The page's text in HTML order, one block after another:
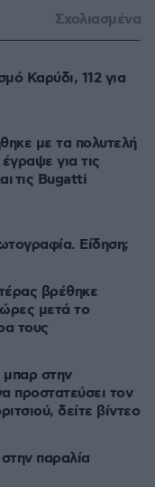
Σχολιασμένα
Καρύδι, 112 για
με τα πολυτελή
για τις
τις Bugatti
Είδηση;
βρέθηκε
μετά το
τους
στην
προστατεύσει τον
δείτε βίντεο
παραλία